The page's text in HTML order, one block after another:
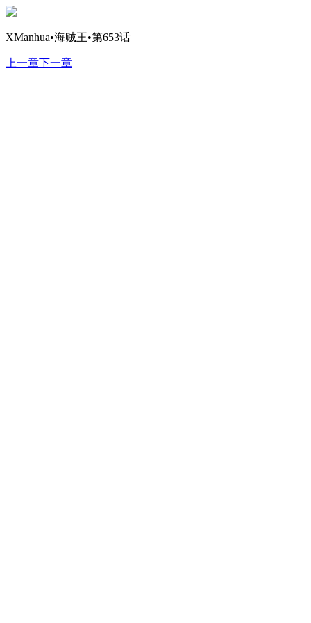
XManhua•海贼王•第653话
上一章下一章